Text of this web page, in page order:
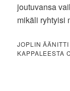
joutuvansa
mikäli ryhtyisi
JOPLIN
KAPPALEESTA